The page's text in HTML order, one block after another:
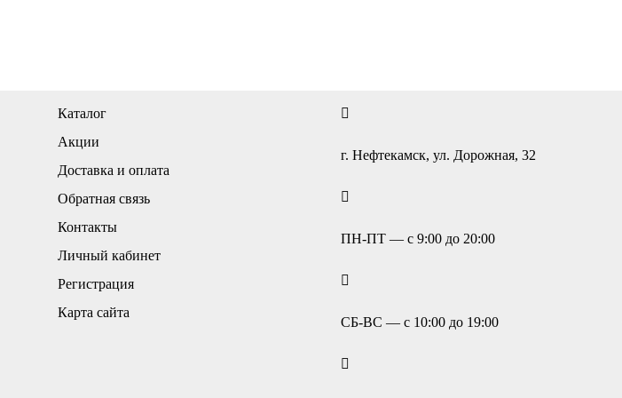
Каталог
Акции
Доставка и оплата
Обратная связь
Контакты
Личный кабинет
Регистрация
Карта сайта
г. Нефтекамск, ул. Дорожная, 32
ПН-ПТ — с 9:00 до 20:00
СБ-ВС — с 10:00 до 19:00